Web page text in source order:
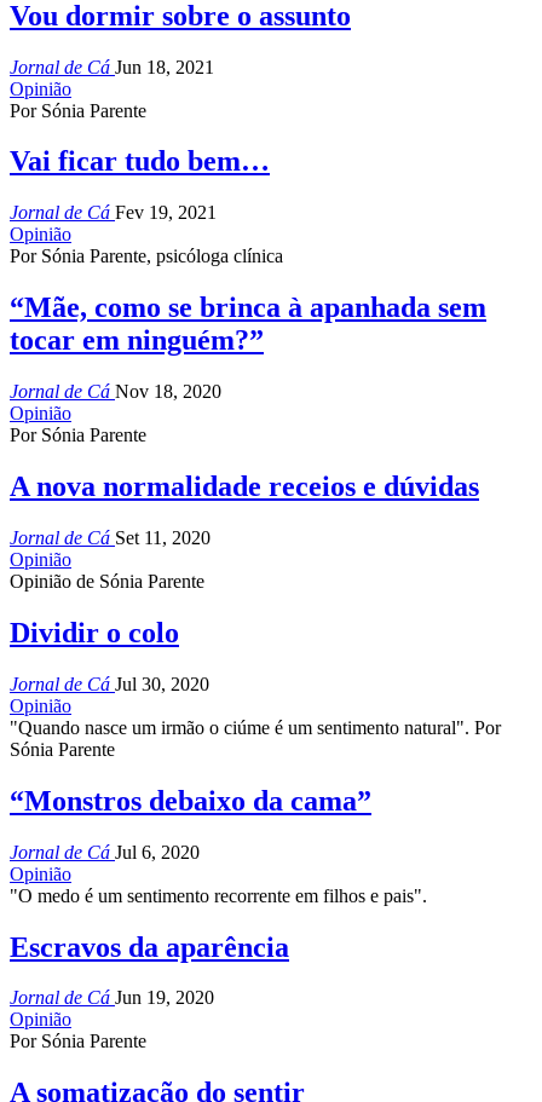
Vou dormir sobre o assunto
Jornal de Cá Jun 18, 2021
Opinião
Por Sónia Parente
Vai ficar tudo bem…
Jornal de Cá Fev 19, 2021
Opinião
Por Sónia Parente, psicóloga clínica
“Mãe, como se brinca à apanhada sem
tocar em ninguém?”
Jornal de Cá Nov 18, 2020
Opinião
Por Sónia Parente
A nova normalidade receios e dúvidas
Jornal de Cá Set 11, 2020
Opinião
Opinião de Sónia Parente
Dividir o colo
Jornal de Cá Jul 30, 2020
Opinião
"Quando nasce um irmão o ciúme é um sentimento natural". Por
Sónia Parente
“Monstros debaixo da cama”
Jornal de Cá Jul 6, 2020
Opinião
"O medo é um sentimento recorrente em filhos e pais".
Escravos da aparência
Jornal de Cá Jun 19, 2020
Opinião
Por Sónia Parente
A somatização do sentir